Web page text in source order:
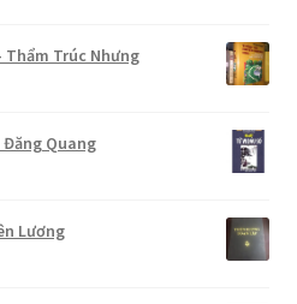
Thẩm Trúc Nhưng
Đăng Quang
Lương